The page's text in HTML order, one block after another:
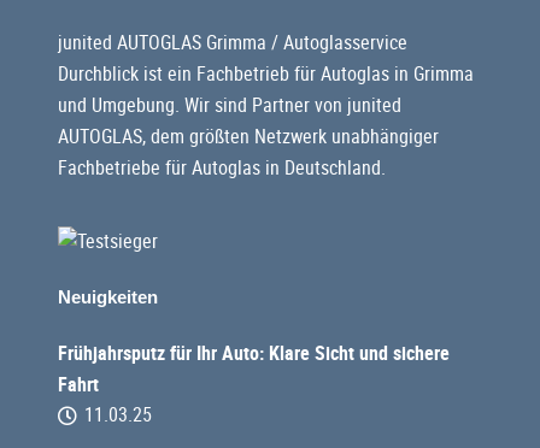
junited AUTOGLAS Grimma / Autoglasservice
Durchblick ist ein Fachbetrieb für Autoglas in Grimma
und Umgebung. Wir sind Partner von junited
AUTOGLAS, dem größten Netzwerk unabhängiger
Fachbetriebe für Autoglas in Deutschland.
Neuigkeiten
Frühjahrsputz für Ihr Auto: Klare Sicht und sichere
Fahrt
11.03.25